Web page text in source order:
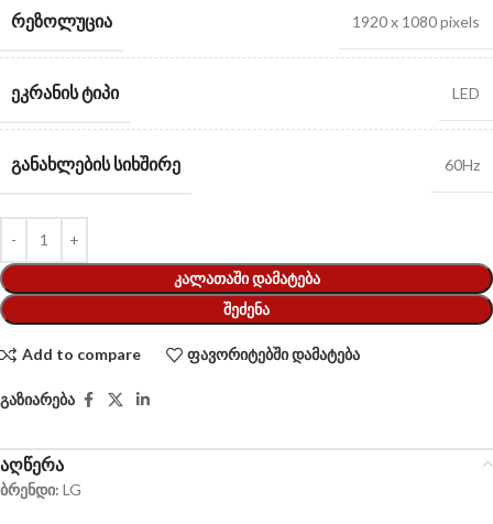
ᲠᲔᲖᲝᲚᲣᲪᲘᲐ 1920 x 1080 pixels
ᲔᲙᲠᲐᲜᲘᲡ ᲢᲘᲞᲘ LED
ᲒᲐᲜᲐᲮᲚᲔᲑᲘᲡ ᲡᲘᲮᲨᲘᲠᲔ 60Hz
ᲙᲐᲚᲐᲗᲐᲨᲘ ᲓᲐᲛᲐᲢᲔᲑᲐ
ᲨᲔᲫᲔᲜᲐ
Add to compare ფავორიტებში დამატება
გაზიარება
აღწერა
ბრენდი: LG